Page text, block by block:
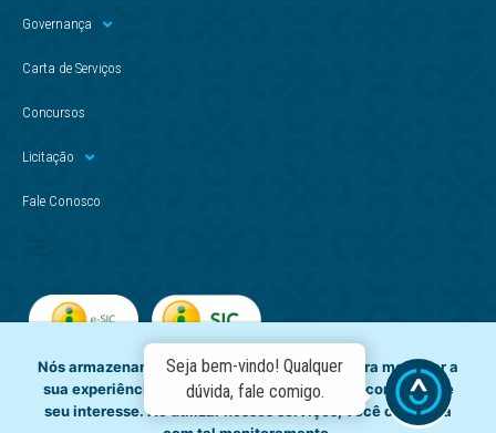
Governança
Carta de Serviços
Concursos
Licitação
Fale Conosco
Nós armazenamos dados temporariamente para melhorar a
sua experiência de navegação e recomendar conteúdo de
seu interesse. Ao utilizar nossos serviços, você concorda
Seja bem-vindo! Qualquer
dúvida, fale comigo.